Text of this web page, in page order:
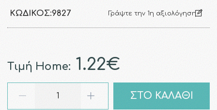
ΚΩΔΙΚΌΣ:9827 Γράψτε την 1η αξιολόγηση
Τιμή Home: 1.22€
ΣΤΟ ΚΑΛΑΘΙ